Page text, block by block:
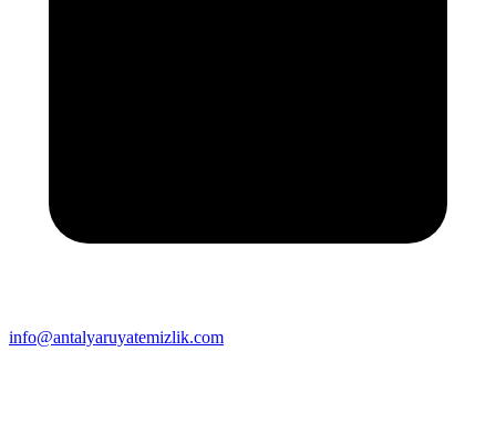
info@antalyaruyatemizlik.com